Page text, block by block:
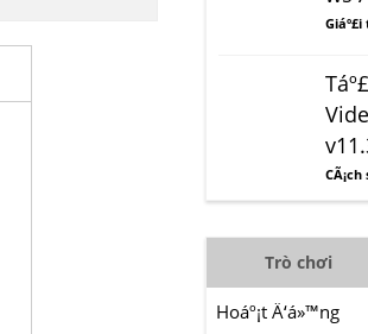
CÃ¡ch
Trò chơi
Hoáº¡t Ä‘á»™ng